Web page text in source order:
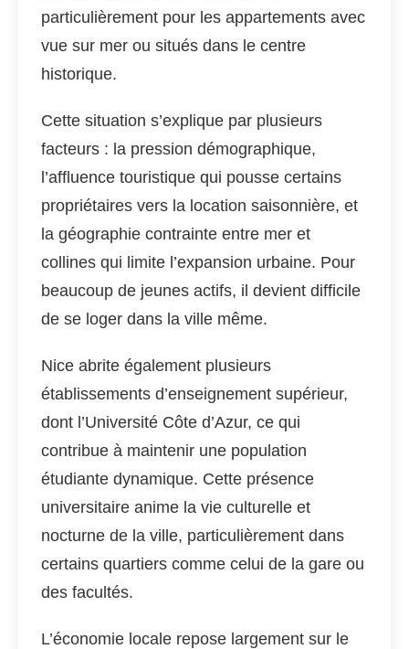
particulièrement pour les appartements avec
vue sur mer ou situés dans le centre
historique.
Cette situation s’explique par plusieurs
facteurs : la pression démographique,
l’affluence touristique qui pousse certains
propriétaires vers la location saisonnière, et
la géographie contrainte entre mer et
collines qui limite l’expansion urbaine. Pour
beaucoup de jeunes actifs, il devient difficile
de se loger dans la ville même.
Nice abrite également plusieurs
établissements d’enseignement supérieur,
dont l’Université Côte d’Azur, ce qui
contribue à maintenir une population
étudiante dynamique. Cette présence
universitaire anime la vie culturelle et
nocturne de la ville, particulièrement dans
certains quartiers comme celui de la gare ou
des facultés.
L’économie locale repose largement sur le